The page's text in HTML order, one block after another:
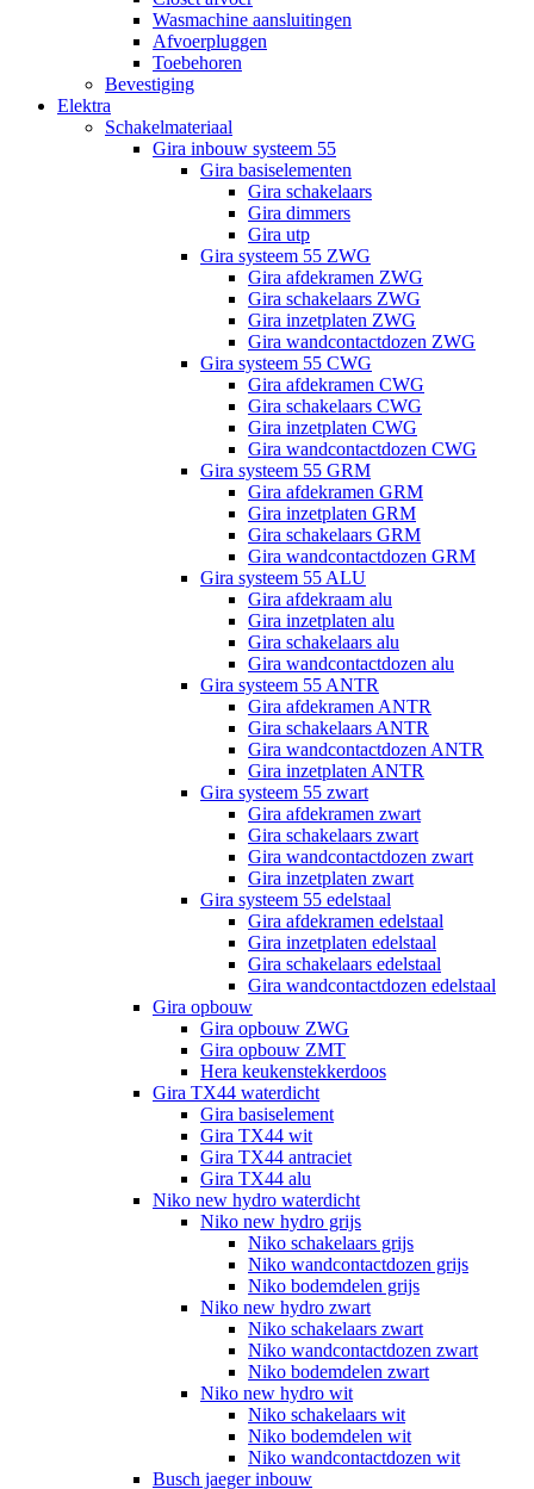
Wasmachine aansluitingen
Afvoerpluggen
Toebehoren
Bevestiging
Elektra
Schakelmateriaal
Gira inbouw systeem 55
Gira basiselementen
Gira schakelaars
Gira dimmers
Gira utp
Gira systeem 55 ZWG
Gira afdekramen ZWG
Gira schakelaars ZWG
Gira inzetplaten ZWG
Gira wandcontactdozen ZWG
Gira systeem 55 CWG
Gira afdekramen CWG
Gira schakelaars CWG
Gira inzetplaten CWG
Gira wandcontactdozen CWG
Gira systeem 55 GRM
Gira afdekramen GRM
Gira inzetplaten GRM
Gira schakelaars GRM
Gira wandcontactdozen GRM
Gira systeem 55 ALU
Gira afdekraam alu
Gira inzetplaten alu
Gira schakelaars alu
Gira wandcontactdozen alu
Gira systeem 55 ANTR
Gira afdekramen ANTR
Gira schakelaars ANTR
Gira wandcontactdozen ANTR
Gira inzetplaten ANTR
Gira systeem 55 zwart
Gira afdekramen zwart
Gira schakelaars zwart
Gira wandcontactdozen zwart
Gira inzetplaten zwart
Gira systeem 55 edelstaal
Gira afdekramen edelstaal
Gira inzetplaten edelstaal
Gira schakelaars edelstaal
Gira wandcontactdozen edelstaal
Gira opbouw
Gira opbouw ZWG
Gira opbouw ZMT
Hera keukenstekkerdoos
Gira TX44 waterdicht
Gira basiselement
Gira TX44 wit
Gira TX44 antraciet
Gira TX44 alu
Niko new hydro waterdicht
Niko new hydro grijs
Niko schakelaars grijs
Niko wandcontactdozen grijs
Niko bodemdelen grijs
Niko new hydro zwart
Niko schakelaars zwart
Niko wandcontactdozen zwart
Niko bodemdelen zwart
Niko new hydro wit
Niko schakelaars wit
Niko bodemdelen wit
Niko wandcontactdozen wit
Busch jaeger inbouw